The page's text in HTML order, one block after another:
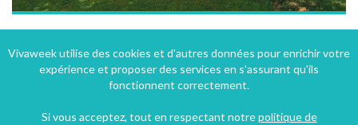
Hôtel 3* restaurant et Spa à Wangenbourg-Engenthal en plein coeur de L'Alsace
Wangenbourg-Engenthal (13 km), Bas-Rhin, Alsace, Grand Est, France
Vivaweek utilise des cookies et d'autres données pour enrichir votre
expérience et proposer des services en s'assurant qu'ils
fonctionnent correctement.
Si vous acceptez, tout en respectant notrepolitique de